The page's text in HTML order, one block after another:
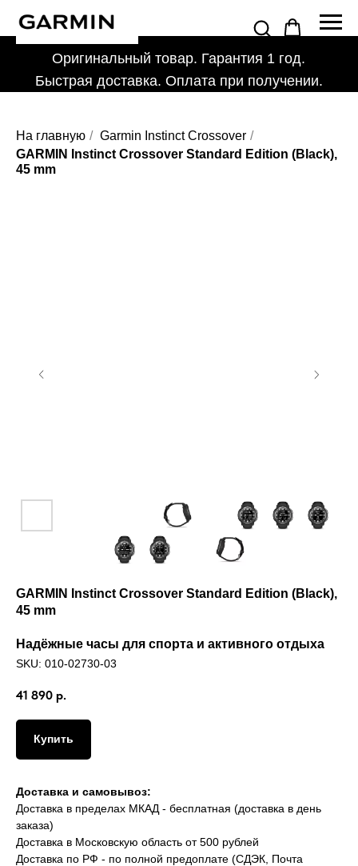
Оригинальный товар. Гарантия 1 год.
Быстрая доставка. Оплата при получении.
На главную / Garmin Instinct Crossover /
GARMIN Instinct Crossover Standard Edition (Black),
45 mm
GARMIN Instinct Crossover Standard Edition (Black),
45 mm
Надёжные часы для спорта и активного отдыха
SKU: 010-02730-03
41 890 р.
Купить
Доставка и самовывоз:
Доставка в пределах МКАД - бесплатная (доставка в день
заказа)
Доставка в Московскую область от 500 рублей
Доставка по РФ - по полной предоплате (СДЭК, Почта